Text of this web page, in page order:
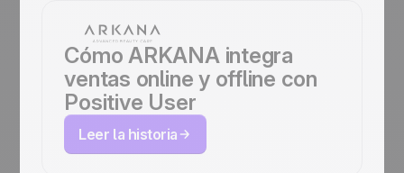
Cómo ARKANA integra
ventas online y offline con
Positive User
Leer la historia